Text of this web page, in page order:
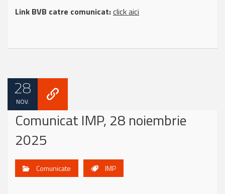
Link BVB catre comunicat:click aici
28
NOV.
Comunicat IMP, 28 noiembrie
2025
Comunicate IMP